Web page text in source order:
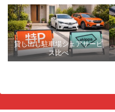
貸し出し駐車場シェアサービ
ス比べ